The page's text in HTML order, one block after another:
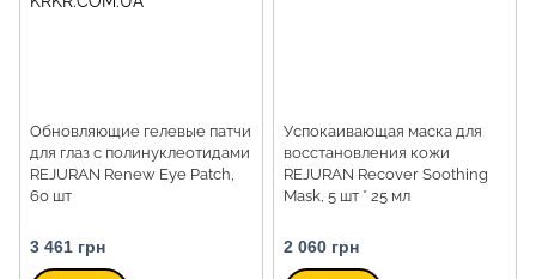
Обновляющие гелевые патчи
для глаз с полинуклеотидами
REJURAN Renew Eye Patch,
60 шт
3 461 грн
Успокаивающая маска для
восстановления кожи
REJURAN Recover Soothing
Mask, 5 шт * 25 мл
2 060 грн